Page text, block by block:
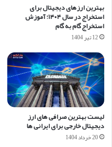
بهترین ارزهای دیجیتال برای
استخراج در سال ۱۴۰۴؛ آموزش
استخراج گام به گام
12 تیر 1404
لیست بهترین صرافی های ارز
دیجیتال خارجی برای ایرانی ها
20 خرداد 1404